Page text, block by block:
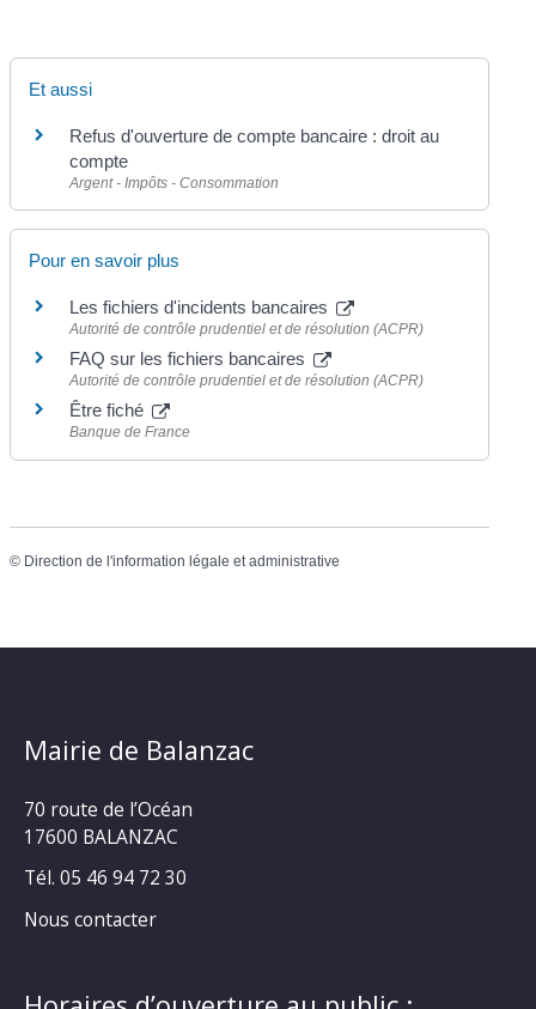
Et aussi
Refus d'ouverture de compte bancaire : droit au
compte
Argent - Impôts - Consommation
Pour en savoir plus
Les fichiers d'incidents bancaires
Autorité de contrôle prudentiel et de résolution (ACPR)
FAQ sur les fichiers bancaires
Autorité de contrôle prudentiel et de résolution (ACPR)
Être fiché
Banque de France
© Direction de l'information légale et administrative
Mairie de Balanzac
70 route de l’Océan
17600 BALANZAC
Tél. 05 46 94 72 30
Nous contacter